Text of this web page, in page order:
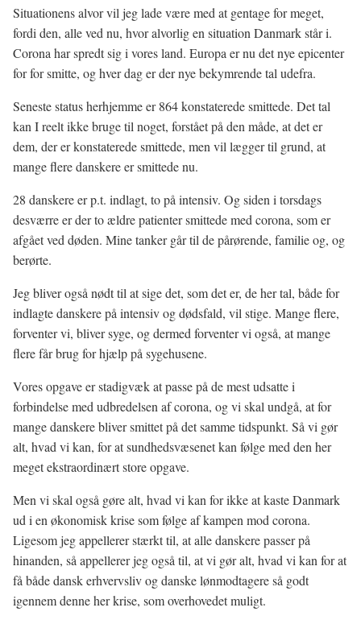
Situationens alvor vil jeg lade være med at gentage for meget,
fordi den, alle ved nu, hvor alvorlig en situation Danmark står i.
Corona har spredt sig i vores land. Europa er nu det nye epicenter
for for smitte, og hver dag er der nye bekymrende tal udefra.
Seneste status herhjemme er 864 konstaterede smittede. Det tal
kan I reelt ikke bruge til noget, forstået på den måde, at det er
dem, der er konstaterede smittede, men vil lægger til grund, at
mange flere danskere er smittede nu.
28 danskere er p.t. indlagt, to på intensiv. Og siden i torsdags
desværre er der to ældre patienter smittede med corona, som er
afgået ved døden. Mine tanker går til de pårørende, familie og, og
berørte.
Jeg bliver også nødt til at sige det, som det er, de her tal, både for
indlagte danskere på intensiv og dødsfald, vil stige. Mange flere,
forventer vi, bliver syge, og dermed forventer vi også, at mange
flere får brug for hjælp på sygehusene.
Vores opgave er stadigvæk at passe på de mest udsatte i
forbindelse med udbredelsen af corona, og vi skal undgå, at for
mange danskere bliver smittet på det samme tidspunkt. Så vi gør
alt, hvad vi kan, for at sundhedsvæsenet kan følge med den her
meget ekstraordinært store opgave.
Men vi skal også gøre alt, hvad vi kan for ikke at kaste Danmark
ud i en økonomisk krise som følge af kampen mod corona.
Ligesom jeg appellerer stærkt til, at alle danskere passer på
hinanden, så appellerer jeg også til, at vi gør alt, hvad vi kan for at
få både dansk erhvervsliv og danske lønmodtagere så godt
igennem denne her krise, som overhovedet muligt.